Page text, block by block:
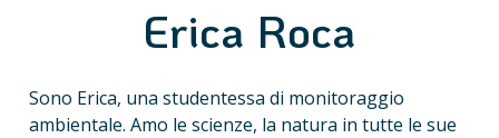
Erica Roca
Sono Erica, una studentessa di monitoraggio
ambientale. Amo le scienze, la natura in tutte le sue